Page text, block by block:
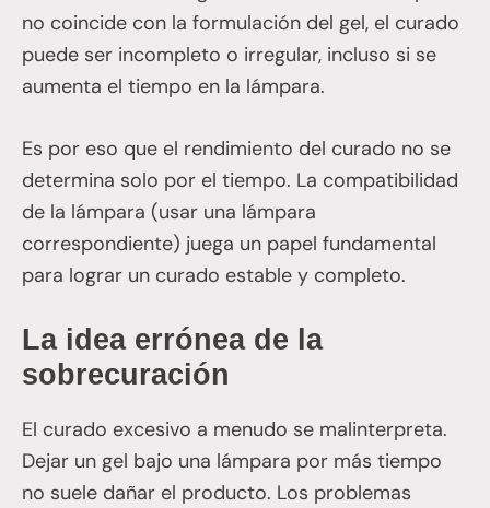
no coincide con la formulación del gel, el curado
puede ser incompleto o irregular, incluso si se
aumenta el tiempo en la lámpara.
Es por eso que el rendimiento del curado no se
determina solo por el tiempo. La compatibilidad
de la lámpara (usar una lámpara
correspondiente) juega un papel fundamental
para lograr un curado estable y completo.
La idea errónea de la
sobrecuración
El curado excesivo a menudo se malinterpreta.
Dejar un gel bajo una lámpara por más tiempo
no suele dañar el producto. Los problemas